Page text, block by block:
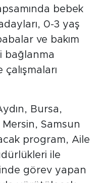
bebek
0-3 yaş
ve bakım
bağlanma
Bursa,
Samsun
program, Aile
ile
görev yapan